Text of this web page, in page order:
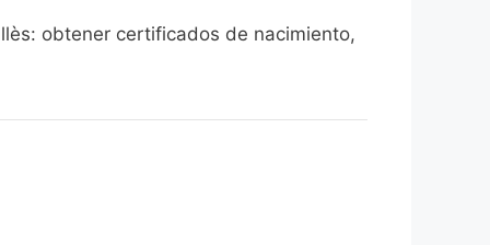
obtener certificados de nacimiento,